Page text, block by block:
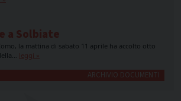
a Solbiate
la mattina di sabato 11 aprile ha accolto otto
leggi »
ARCHIVIO DOCUMENTI